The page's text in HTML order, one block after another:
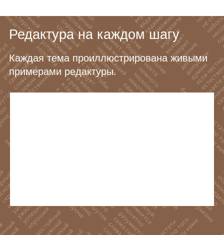
Редактура на каждом шагу
Каждая тема проиллюстрирована живыми
примерами редактуры.